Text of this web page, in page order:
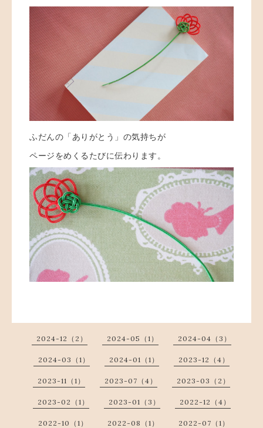
ふだんの「ありがとう」の気持ちが
ページをめくるたびに伝わります。
2024-12（2） 2024-05（1） 2024-04（3）
2024-03（1） 2024-01（1） 2023-12（4）
2023-11（1） 2023-07（4） 2023-03（2）
2023-02（1） 2023-01（3） 2022-12（4）
2022-10（1） 2022-08（1） 2022-07（1）